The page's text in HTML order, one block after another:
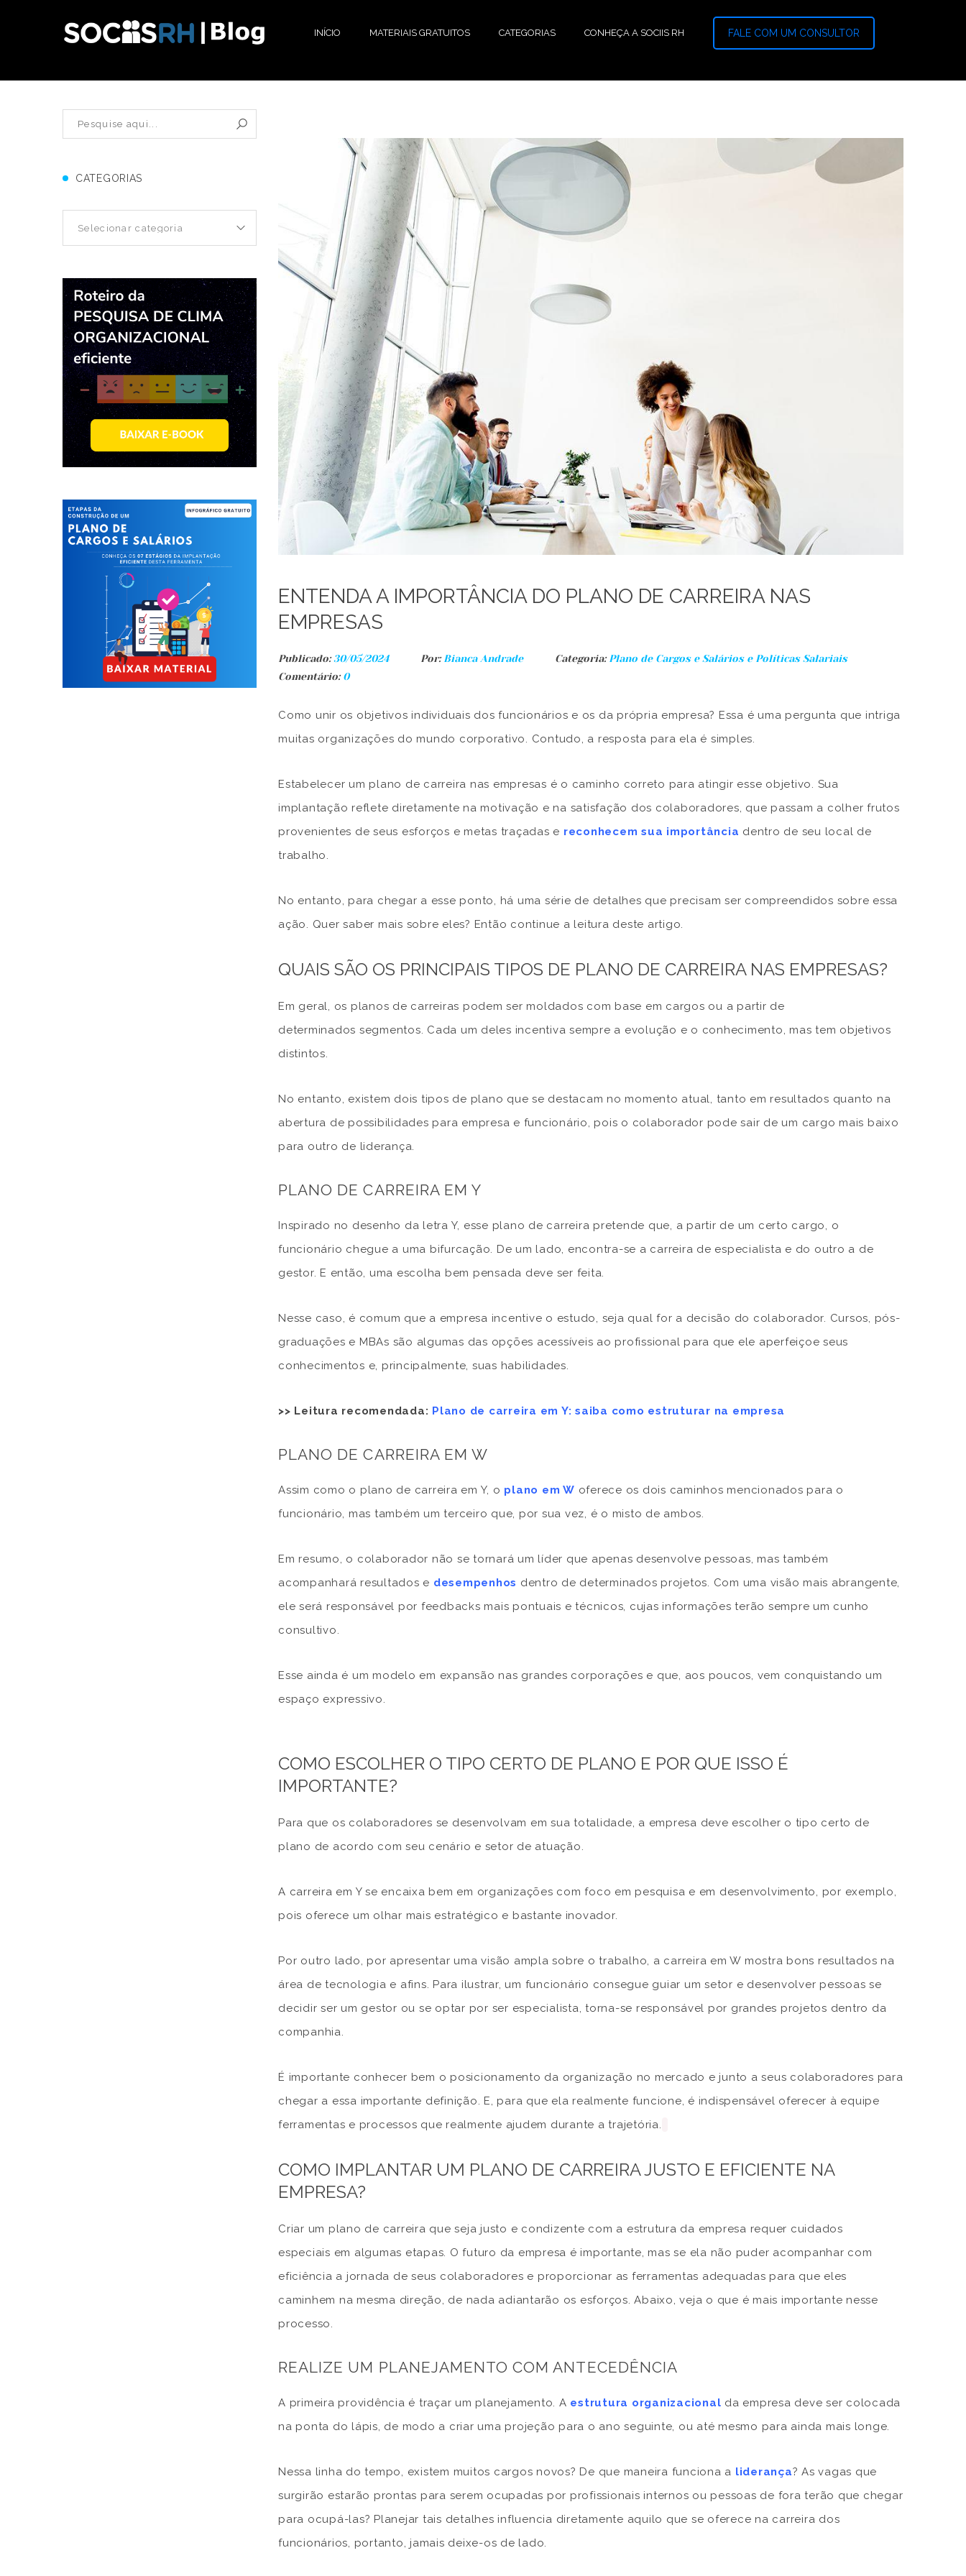
INÍCIO MATERIAIS GRATUITOS CATEGORIAS CONHEÇA A SOCIIS RH FALE COM UM CONSULTOR
CATEGORIAS
ENTENDA A IMPORTÂNCIA DO PLANO DE CARREIRA NAS
EMPRESAS
Publicado: 30/05/2024 Por: Bianca Andrade Categoria: Plano de Cargos e Salários e Políticas Salariais
Comentário:0
Como unir os objetivos individuais dos funcionários e os da própria empresa? Essa é uma pergunta que intriga
muitas organizações do mundo corporativo. Contudo, a resposta para ela é simples.
Estabelecer um plano de carreira nas empresas é o caminho correto para atingir esse objetivo. Sua
implantação reflete diretamente na motivação e na satisfação dos colaboradores, que passam a colher frutos
provenientes de seus esforços e metas traçadas e reconhecem sua importância dentro de seu local de
trabalho.
No entanto, para chegar a esse ponto, há uma série de detalhes que precisam ser compreendidos sobre essa
ação. Quer saber mais sobre eles? Então continue a leitura deste artigo.
QUAIS SÃO OS PRINCIPAIS TIPOS DE PLANO DE CARREIRA NAS EMPRESAS?
Em geral, os planos de carreiras podem ser moldados com base em cargos ou a partir de
determinados segmentos. Cada um deles incentiva sempre a evolução e o conhecimento, mas tem objetivos
distintos.
No entanto, existem dois tipos de plano que se destacam no momento atual, tanto em resultados quanto na
abertura de possibilidades para empresa e funcionário, pois o colaborador pode sair de um cargo mais baixo
para outro de liderança.
PLANO DE CARREIRA EM Y
Inspirado no desenho da letra Y, esse plano de carreira pretende que, a partir de um certo cargo, o
funcionário chegue a uma bifurcação. De um lado, encontra-se a carreira de especialista e do outro a de
gestor. E então, uma escolha bem pensada deve ser feita.
Nesse caso, é comum que a empresa incentive o estudo, seja qual for a decisão do colaborador. Cursos, pós-
graduações e MBAs são algumas das opções acessíveis ao profissional para que ele aperfeiçoe seus
conhecimentos e, principalmente, suas habilidades.
>> Leitura recomendada: Plano de carreira em Y: saiba como estruturar na empresa
PLANO DE CARREIRA EM W
Assim como o plano de carreira em Y, o plano em W oferece os dois caminhos mencionados para o
funcionário, mas também um terceiro que, por sua vez, é o misto de ambos.
Em resumo, o colaborador não se tornará um líder que apenas desenvolve pessoas, mas também
acompanhará resultados e desempenhos dentro de determinados projetos. Com uma visão mais abrangente,
ele será responsável por feedbacks mais pontuais e técnicos, cujas informações terão sempre um cunho
consultivo.
Esse ainda é um modelo em expansão nas grandes corporações e que, aos poucos, vem conquistando um
espaço expressivo.
COMO ESCOLHER O TIPO CERTO DE PLANO E POR QUE ISSO É
IMPORTANTE?
Para que os colaboradores se desenvolvam em sua totalidade, a empresa deve escolher o tipo certo de
plano de acordo com seu cenário e setor de atuação.
A carreira em Y se encaixa bem em organizações com foco em pesquisa e em desenvolvimento, por exemplo,
pois oferece um olhar mais estratégico e bastante inovador.
Por outro lado, por apresentar uma visão ampla sobre o trabalho, a carreira em W mostra bons resultados na
área de tecnologia e afins. Para ilustrar, um funcionário consegue guiar um setor e desenvolver pessoas se
decidir ser um gestor ou se optar por ser especialista, torna-se responsável por grandes projetos dentro da
companhia.
É importante conhecer bem o posicionamento da organização no mercado e junto a seus colaboradores para
chegar a essa importante definição. E, para que ela realmente funcione, é indispensável oferecer à equipe
ferramentas e processos que realmente ajudem durante a trajetória.
COMO IMPLANTAR UM PLANO DE CARREIRA JUSTO E EFICIENTE NA
EMPRESA?
Criar um plano de carreira que seja justo e condizente com a estrutura da empresa requer cuidados
especiais em algumas etapas. O futuro da empresa é importante, mas se ela não puder acompanhar com
eficiência a jornada de seus colaboradores e proporcionar as ferramentas adequadas para que eles
caminhem na mesma direção, de nada adiantarão os esforços. Abaixo, veja o que é mais importante nesse
processo.
REALIZE UM PLANEJAMENTO COM ANTECEDÊNCIA
A primeira providência é traçar um planejamento. A estrutura organizacional da empresa deve ser colocada
na ponta do lápis, de modo a criar uma projeção para o ano seguinte, ou até mesmo para ainda mais longe.
Nessa linha do tempo, existem muitos cargos novos? De que maneira funciona a liderança? As vagas que
surgirão estarão prontas para serem ocupadas por profissionais internos ou pessoas de fora terão que chegar
para ocupá-las? Planejar tais detalhes influencia diretamente aquilo que se oferece na carreira dos
funcionários, portanto, jamais deixe-os de lado.